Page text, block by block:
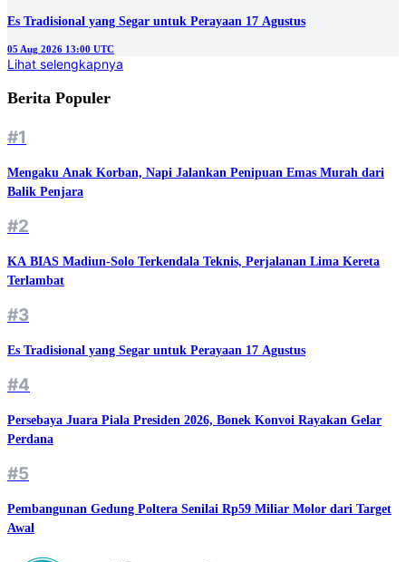
Es Tradisional yang Segar untuk Perayaan 17 Agustus
05 Aug 2026 13:00 UTC
Lihat selengkapnya
Berita Populer
#1
Mengaku Anak Korban, Napi Jalankan Penipuan Emas Murah dari
Balik Penjara
#2
KA BIAS Madiun-Solo Terkendala Teknis, Perjalanan Lima Kereta
Terlambat
#3
Es Tradisional yang Segar untuk Perayaan 17 Agustus
#4
Persebaya Juara Piala Presiden 2026, Bonek Konvoi Rayakan Gelar
Perdana
#5
Pembangunan Gedung Poltera Senilai Rp59 Miliar Molor dari Target
Awal